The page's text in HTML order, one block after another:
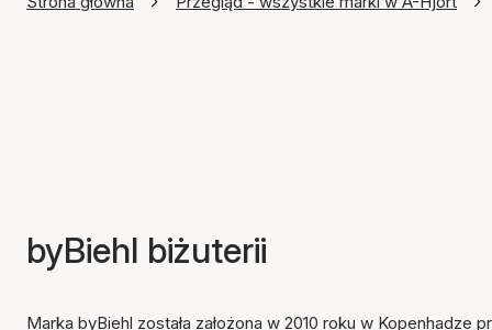
byBiehl biżuterii
Marka byBiehl została założona w 2010 roku w Kopenhadze